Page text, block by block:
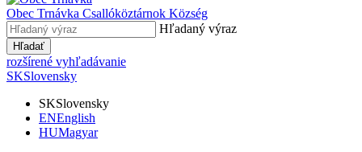
Obec Trnávka Csallóköztárnok Község
Hľadaný výraz
Hľadať
rozšírené vyhľadávanie
SKSlovensky
SKSlovensky
ENEnglish
HUMagyar